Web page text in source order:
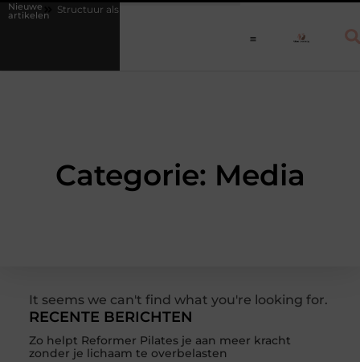
Nieuwe
artikelenStructuur als medicijn: waarom een vast dagritme herstel versnelt
Categorie: Media
RECENTE BERICHTEN
Zo helpt Reformer Pilates je aan meer kracht
zonder je lichaam te overbelasten
It seems we can't find what you're looking for.